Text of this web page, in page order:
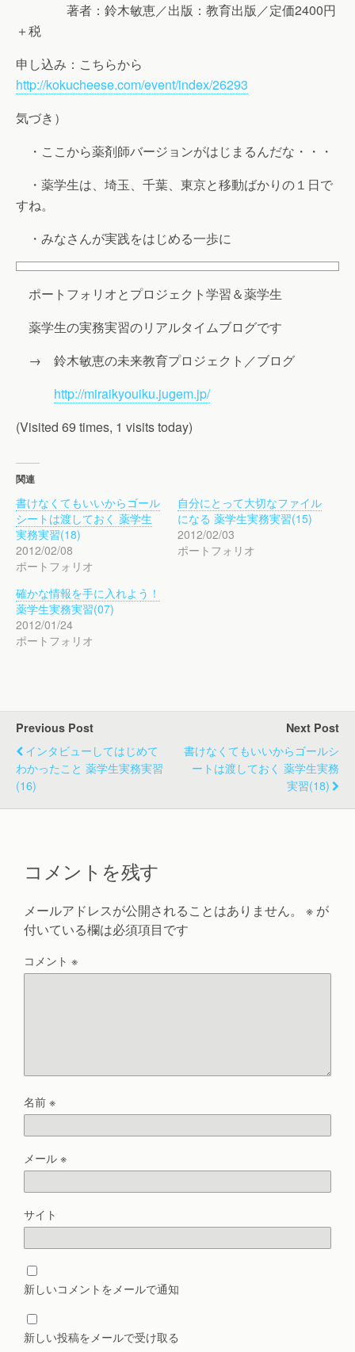
著者：鈴木敏恵／出版：教育出版／定価2400円
＋税
申し込み：こちらから
http://kokucheese.com/event/index/26293
気づき）
・ここから薬剤師バージョンがはじまるんだな・・・
・薬学生は、埼玉、千葉、東京と移動ばかりの１日で
すね。
・みなさんが実践をはじめる一歩に
ポートフォリオとプロジェクト学習＆薬学生
薬学生の実務実習のリアルタイムブログです
→ 鈴木敏恵の未来教育プロジェクト／ブログ
http://miraikyouiku.jugem.jp/
(Visited 69 times, 1 visits today)
関連
書けなくてもいいからゴール
シートは渡しておく 薬学生
実務実習(18)
2012/02/08
ポートフォリオ
自分にとって大切なファイル
になる 薬学生実務実習(15)
2012/02/03
ポートフォリオ
確かな情報を手に入れよう！
薬学生実務実習(07)
2012/01/24
ポートフォリオ
Previous Post
インタビューしてはじめて
わかったこと 薬学生実務実習
(16)
Next Post
書けなくてもいいからゴールシ
ートは渡しておく 薬学生実務
実習(18)
コメントを残す
メールアドレスが公開されることはありません。 ※ が
付いている欄は必須項目です
コメント ※
名前※
メール※
サイト
新しいコメントをメールで通知
新しい投稿をメールで受け取る